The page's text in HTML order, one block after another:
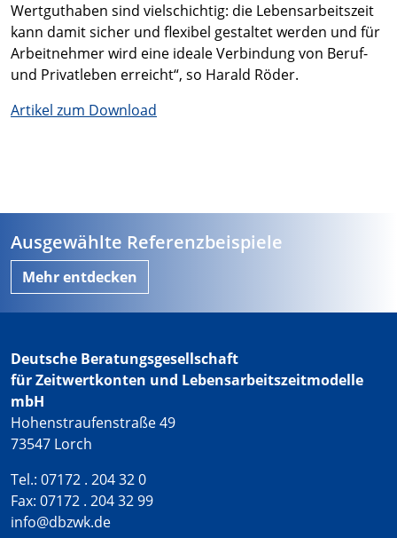
Wertguthaben sind vielschichtig: die Lebensarbeitszeit
kann damit sicher und flexibel gestaltet werden und für
Arbeitnehmer wird eine ideale Verbindung von Beruf-
und Privatleben erreicht“, so Harald Röder.
Artikel zum Download
Ausgewählte Referenzbeispiele
Mehr entdecken
Deutsche Beratungsgesellschaft
für Zeitwertkonten und Lebensarbeitszeitmodelle
mbH
Hohenstraufenstraße 49
73547 Lorch
Tel.: 07172 . 204 32 0
Fax: 07172 . 204 32 99
info@dbzwk.de